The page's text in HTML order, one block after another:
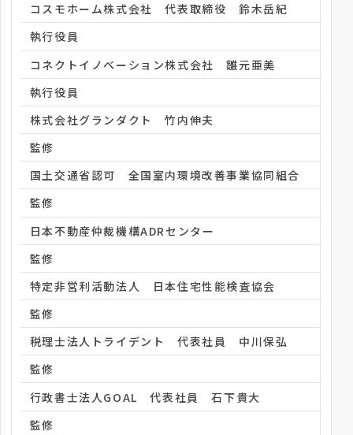
コスモホーム株式会社 代表取締役 鈴木岳紀
執行役員
コネクトイノベーション株式会社 雛元亜美
執行役員
株式会社グランダクト 竹内伸夫
監修
国土交通省認可 全国室内環境改善事業協同組合
監修
日本不動産仲裁機構ADRセンター
監修
特定非営利活動法人 日本住宅性能検査協会
監修
税理士法人トライデント 代表社員 中川保弘
監修
行政書士法人GOAL 代表社員 石下貴大
監修